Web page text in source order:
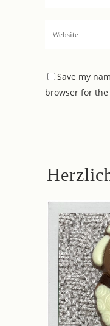
Save my
browser for